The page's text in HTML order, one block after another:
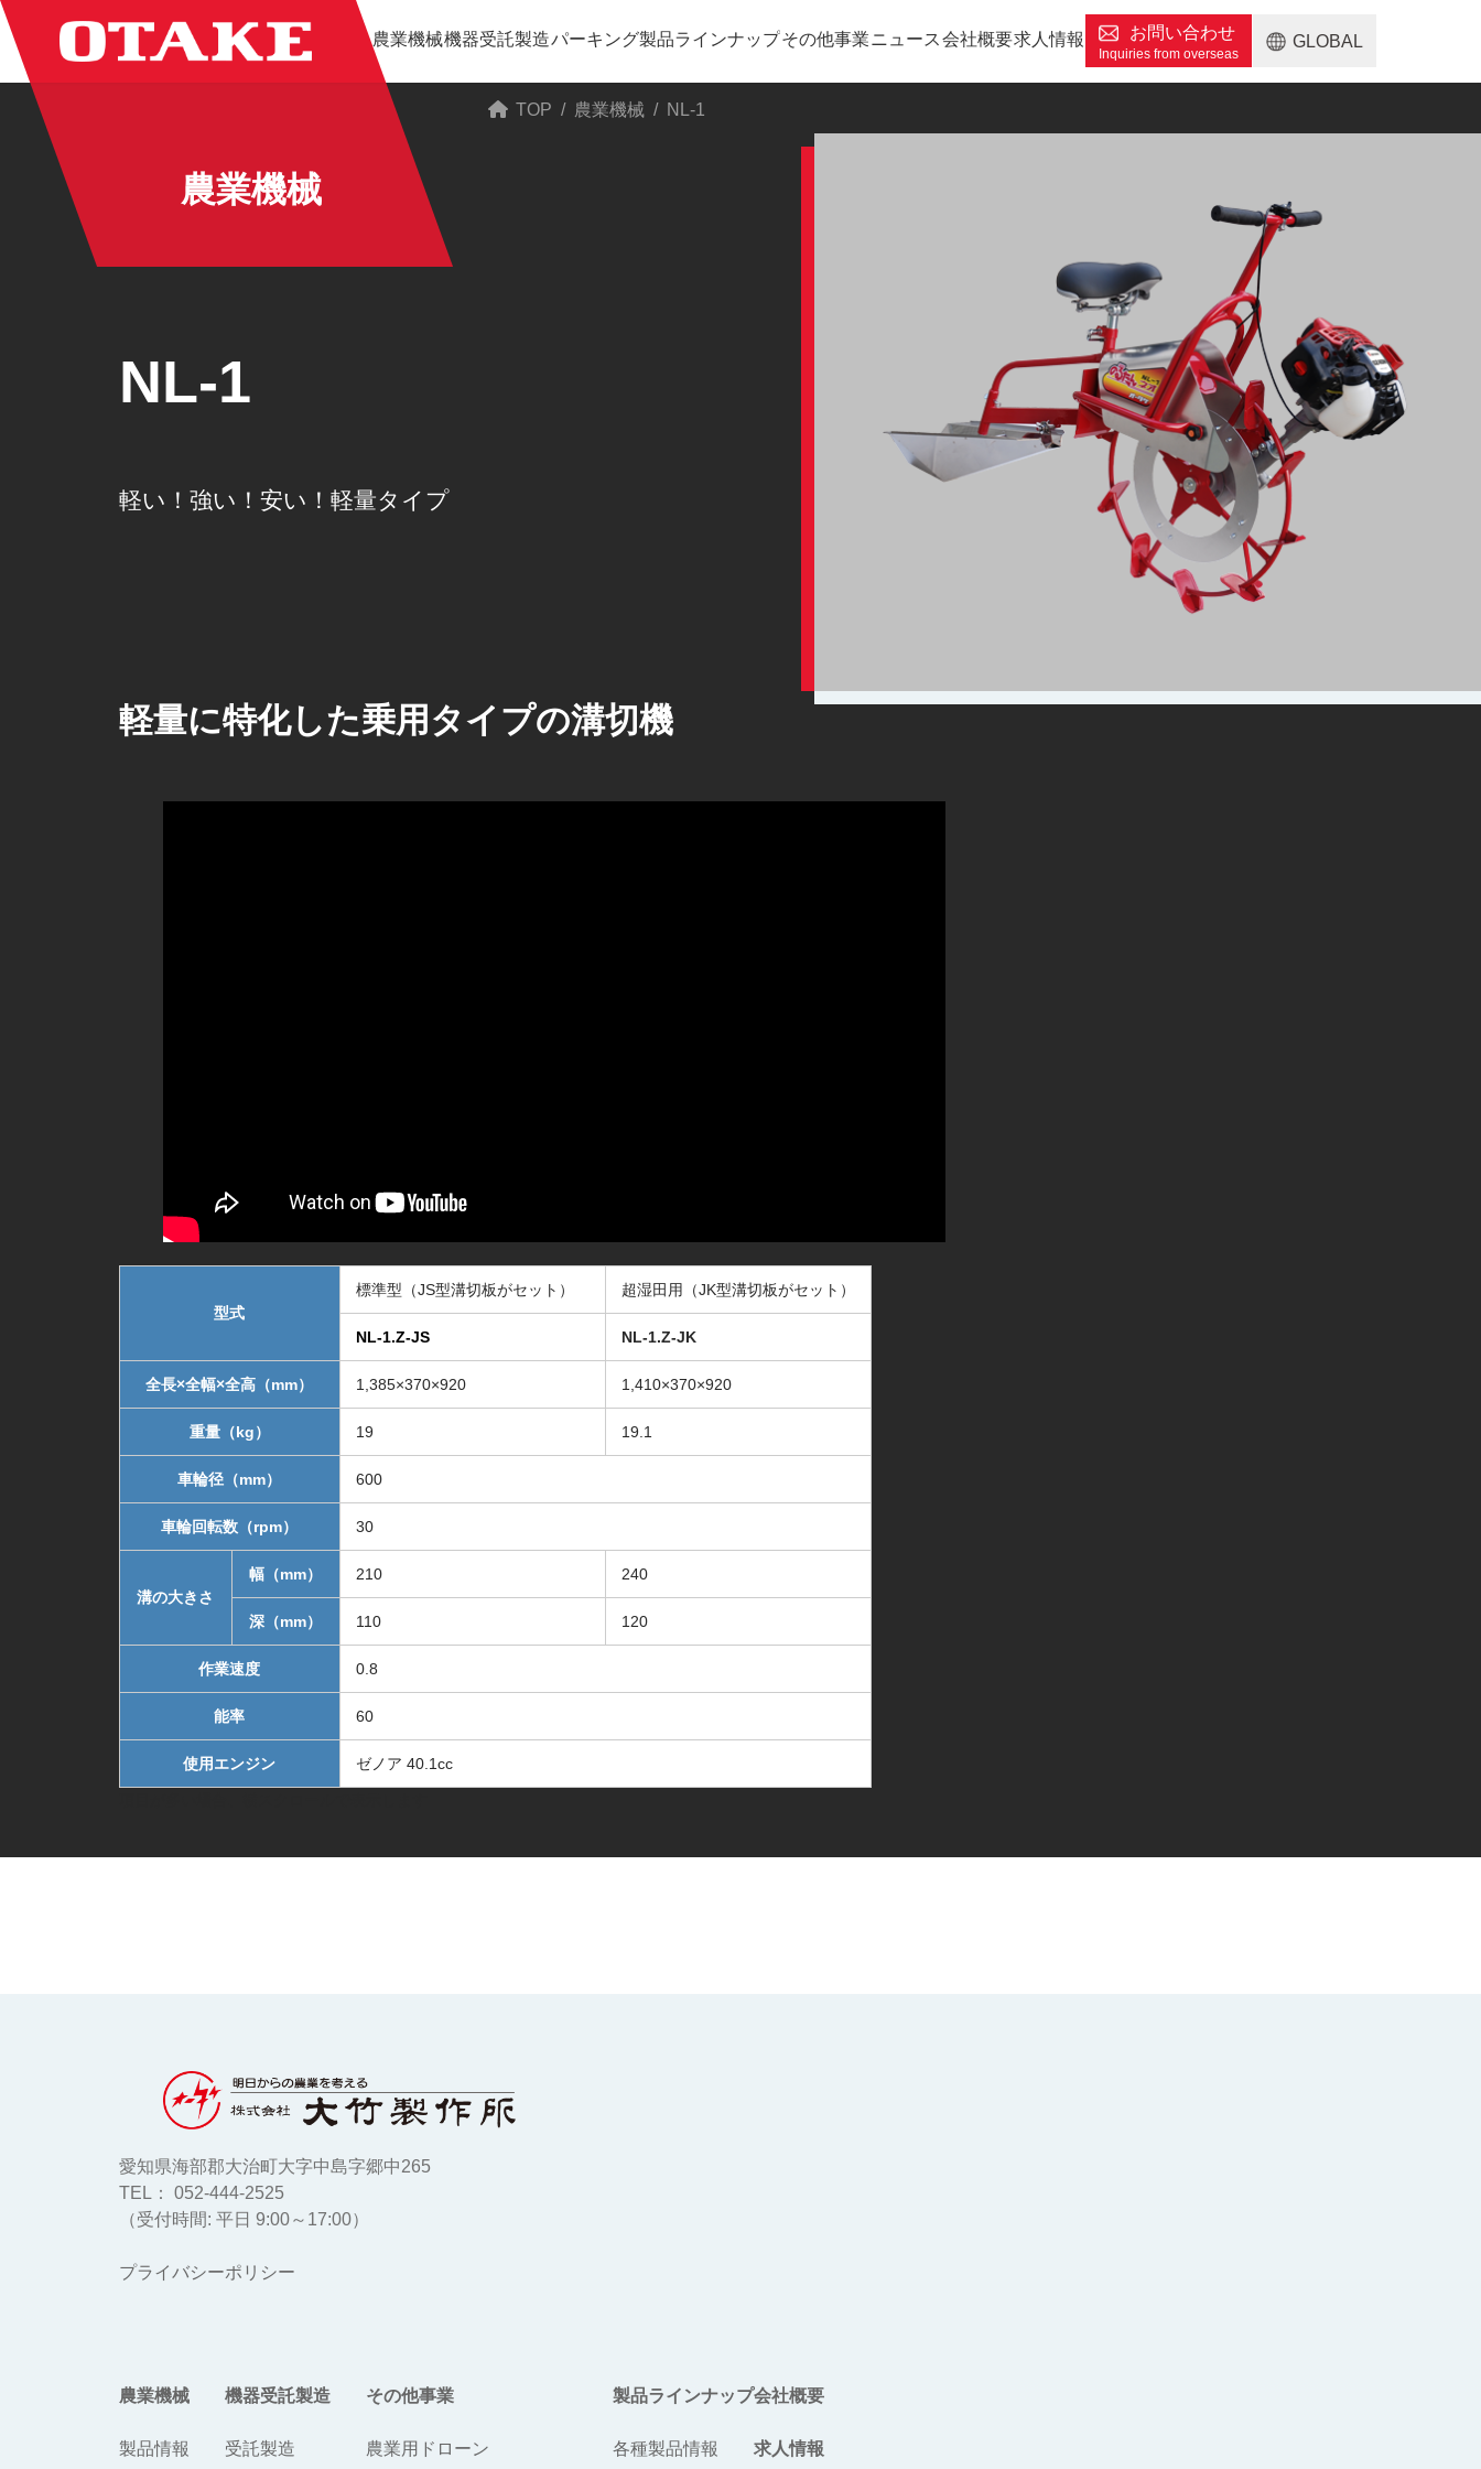
コ
ン
ナ
ビ
農業機械機器受託製造パーキング製品ラインナップその他事業ニュース会社概要求人情報 お問い合わせ GLOBAL
TOP 農業機械 NL-1
農業機械
NL-1
軽い！強い！安い！軽量タイプ
軽量に特化した乗用タイプの溝切機
型式
標準型（JS型溝切板がセット） 超湿田用（JK型溝切板がセット）
NL-1.Z-JS NL-1.Z-JK
全長×全幅×全高（mm） 1,385×370×920 1,410×370×920
重量（kg） 19 19.1
車輪径（mm） 600
車輪回転数（rpm） 30
溝の大きさ
幅（mm） 210 240
深（mm） 110 120
作業速度 0.8
能率 60
使用エンジン ゼノア 40.1cc
愛知県海部郡大治町大字中島字郷中265
TEL： 052-444-2525
（受付時間: 平日 9:00～17:00）
プライバシーポリシー
農業機械
製品情報
機器受託製造
受託製造
その他事業
農業用ドローン
製品ラインナップ
各種製品情報
会社概要
求人情報